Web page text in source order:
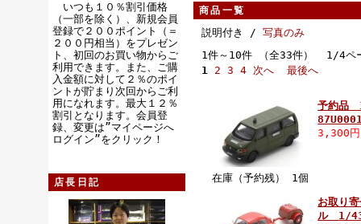
いつも１０％割引価格
（一部を除く）、新規会員
登録で２００ポイント（＝
２００円相当）をプレゼン
ト、初回のお買い物からご
利用できます。また、ご購
入金額に対して２％のポイ
ントが貯まり次回からご利
用になれます。最大１２％
割引となります。会員登
録、変更は”マイページへ
ログイン”をクリック！
店長日記
商品一覧
説明付き / 写真のみ
1件～10件 （全33件） 1/4ペ
1 2 3 4 次へ 最後へ
在庫（予約残） 1個
予約品
3,300
お取り
ル 1/